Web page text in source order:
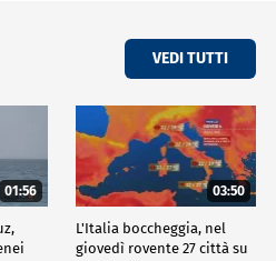
VEDI TUTTI
01:56 03:50
L'Italia boccheggia, nel
giovedì rovente 27 città su